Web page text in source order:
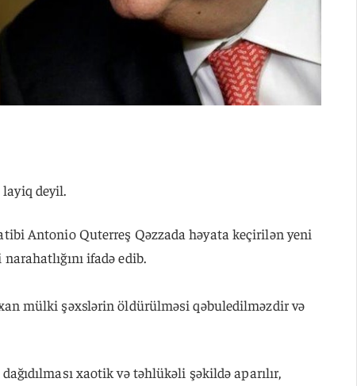
deyil.
Antonio Quterreş Qəzzada həyata keçirilən yeni
ifadə edib.
mülki şəxslərin öldürülməsi qəbuledilməzdir və
xaotik və təhlükəli şəkildə aparılır,